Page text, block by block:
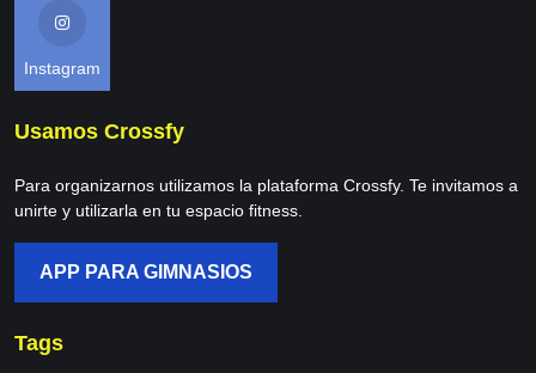
Instagram
Usamos Crossfy
Para organizarnos utilizamos la plataforma Crossfy. Te invitamos a
unirte y utilizarla en tu espacio fitness.
APP PARA GIMNASIOS
Tags